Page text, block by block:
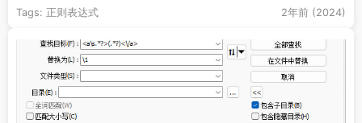
Tags: 正则表达式 2年前 (2024)